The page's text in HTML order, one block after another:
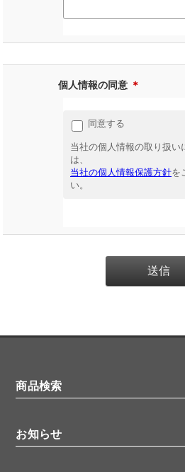
個人情報の同意 ＊
同意する
当社の個人情報の取り扱い
は、
当社の個人情報保護方針を
い。
商品検索
タンパク質検索
お知らせ